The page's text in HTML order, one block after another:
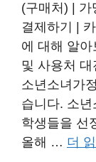
(구매처) | 가
결제하기 |
에 대해 알
및 사용처
소년소녀가
습니다. 소
학생들을 선
올해 … 더 읽